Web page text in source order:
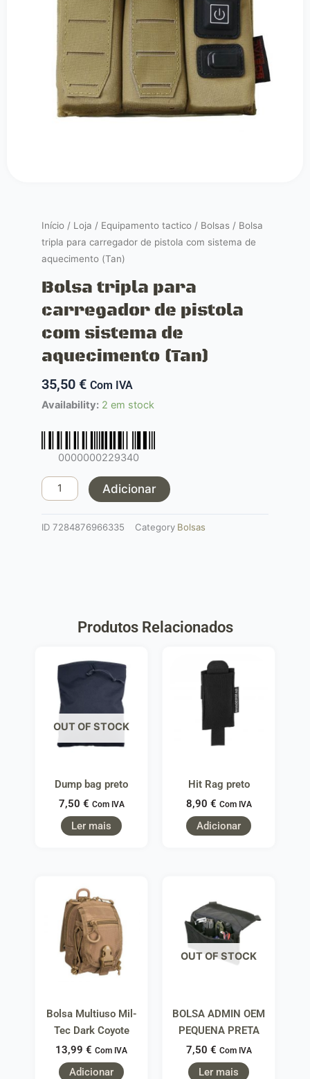
Início / Loja / Equipamento tactico / Bolsas / Bolsa
tripla para carregador de pistola com sistema de
aquecimento (Tan)
Bolsa tripla para
carregador de pistola
com sistema de
aquecimento (Tan)
35,50 € Com IVA
Availability: 2 em stock
0000000229340
Quantidade
tripla
carregador
de
pistola
Adicionar
ID 7284876966335 Category Bolsas
Produtos Relacionados
OUT OF STOCK
Dump bag preto
7,50 € Com IVA
Ler mais
Hit Rag preto
8,90 € Com IVA
Adicionar
Bolsa Multiuso Mil-
Tec Dark Coyote
13,99 € Com IVA
Adicionar
OUT OF STOCK
BOLSA ADMIN OEM
PEQUENA PRETA
7,50 € Com IVA
Ler mais